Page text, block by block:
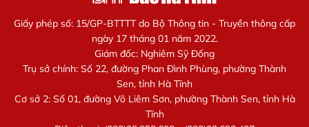
Giấy phép số: 15/GP-BTTTT do Bộ Thông tin - Truyền thông cấp
ngày 17 tháng 01 năm 2022.
Giám đốc: Nghiêm Sỹ Đống
Trụ sở chính: Số 22, đường Phan Đình Phùng, phường Thành
Sen, tỉnh Hà Tĩnh
Cơ sở 2: Số 01, đường Võ Liêm Sơn, phường Thành Sen, tỉnh Hà
Tĩnh